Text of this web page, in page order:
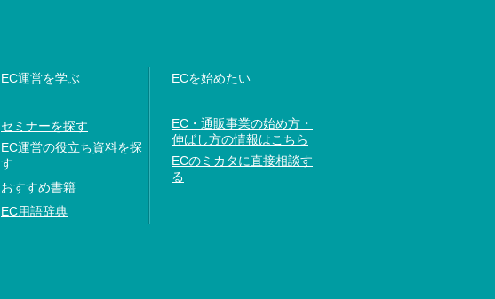
EC運営を学ぶ
セミナーを探す
EC運営の役立ち資料を探
す
おすすめ書籍
EC用語辞典
ECを始めたい
EC・通販事業の始め方・
伸ばし方の情報はこちら
ECのミカタに直接相談す
る